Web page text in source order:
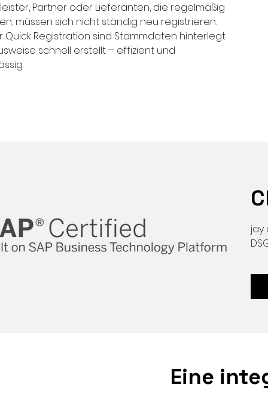
Partner oder Lieferanten, die regelmäßig
müssen sich nicht ständig neu registrieren.
Quick Registration sind Stammdaten hinterlegt
schnell erstellt – effizient und
jay
Eine